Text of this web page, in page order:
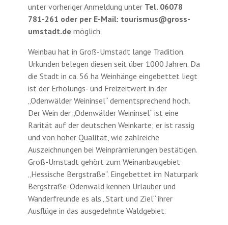
unter vorheriger Anmeldung unter Tel. 06078
781-261 oder per E-Mail: tourismus@gross-
umstadt.de möglich.
Weinbau hat in Groß-Umstadt lange Tradition.
Urkunden belegen diesen seit über 1000 Jahren. Da
die Stadt in ca. 56 ha Weinhänge eingebettet liegt
ist der Erholungs- und Freizeitwert in der
„Odenwälder Weininsel“ dementsprechend hoch.
Der Wein der „Odenwälder Weininsel“ ist eine
Rarität auf der deutschen Weinkarte; er ist rassig
und von hoher Qualität, wie zahlreiche
Auszeichnungen bei Weinprämierungen bestätigen.
Groß-Umstadt gehört zum Weinanbaugebiet
„Hessische Bergstraße“. Eingebettet im Naturpark
Bergstraße-Odenwald kennen Urlauber und
Wanderfreunde es als „Start und Ziel“ ihrer
Ausflüge in das ausgedehnte Waldgebiet.